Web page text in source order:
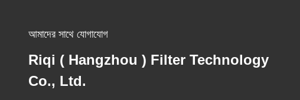
আমাদের সাথে যোগাযোগ
Riqi ( Hangzhou ) Filter Technology
Co., Ltd.